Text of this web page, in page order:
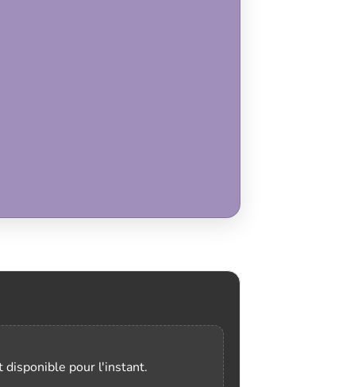
disponible pour l'instant.